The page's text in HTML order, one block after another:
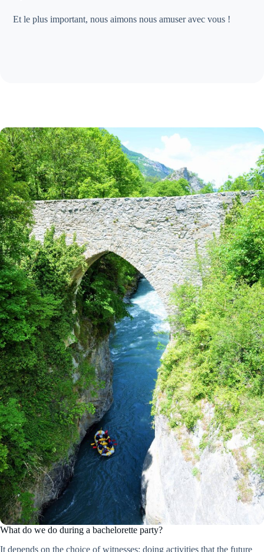
Et le plus important, nous aimons nous amuser avec vous !
What do we do during a bachelorette party?
It depends on the choice of witnesses: doing activities that the future